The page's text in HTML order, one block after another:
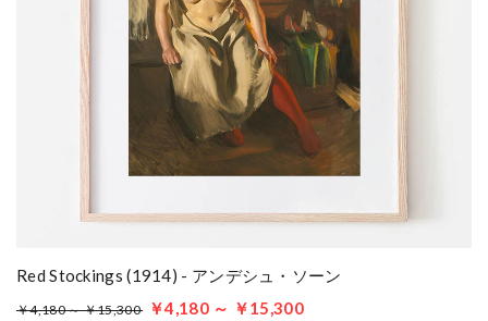
Red Stockings (1914) - アンデシュ・ソーン
￥4,180 ～ ￥15,300 ￥4,180 ～ ￥15,300